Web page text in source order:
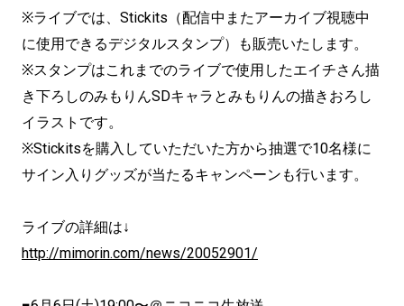
※ライブでは、Stickits（配信中またアーカイブ視聴中
に使用できるデジタルスタンプ）も販売いたします。
※スタンプはこれまでのライブで使用したエイチさん描
き下ろしのみもりんSDキャラとみもりんの描きおろし
イラストです。
※Stickitsを購入していただいた方から抽選で10名様に
サイン入りグッズが当たるキャンペーンも行います。
ライブの詳細は↓
http://mimorin.com/news/20052901/